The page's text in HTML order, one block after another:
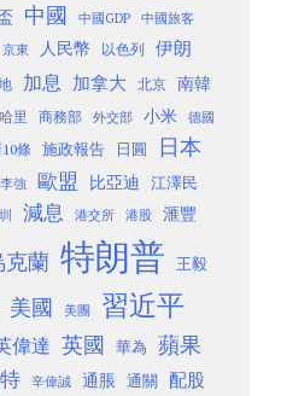
中國 中國GDP 中國旅客
京東 人民幣 以色列 伊朗
加息 加拿大 北京
南韓
哈里 商務部 外交部 小米 德國
條 施政報告 日圓 日本
李強 歐盟 比亞迪 江澤民
減息 港交所 港股 滙豐
克蘭 特朗普 王毅
美國 美團 習近平
偉達 英國 華為 蘋果
辛偉誠 通脹 通關 配股